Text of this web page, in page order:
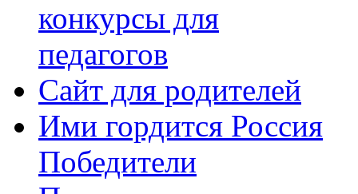
конкурсы для
педагогов
Сайт для родителей
Ими гордится Россия
Победители